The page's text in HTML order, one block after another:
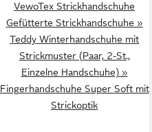
VewoTex Strickhandschuhe
Gefütterte Strickhandschuhe »
Teddy Winterhandschuhe mit
Strickmuster (Paar, 2-St.,
Einzelne Handschuhe) »
Fingerhandschuhe Super Soft mit
Strickoptik